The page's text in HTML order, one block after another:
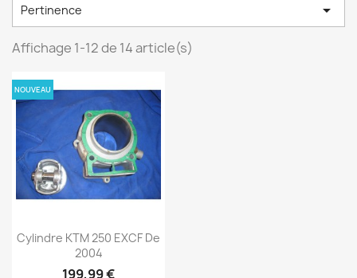
Pertinence 
Affichage 1-12 de 14 article(s)
Cylindre KTM 250 EXCF De
2004
199,99 €
NOUVEAU